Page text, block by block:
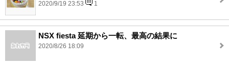
2020/9/19 23:53 1
NSX fiesta 延期から一転、最高の結果に
2020/8/26 18:09